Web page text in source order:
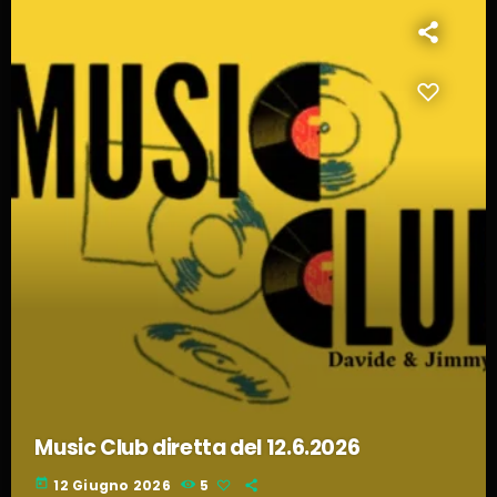
Music Club diretta del 12.6.2026
today 12 Giugno 2026 5